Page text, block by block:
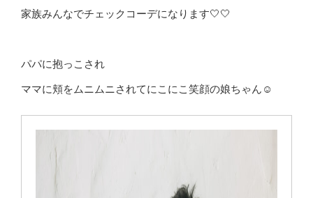
家族みんなでチェックコーデになります🤍🤍
パパに抱っこされ
ママに頬をムニムニされてにこにこ笑顔の娘ちゃん☺️